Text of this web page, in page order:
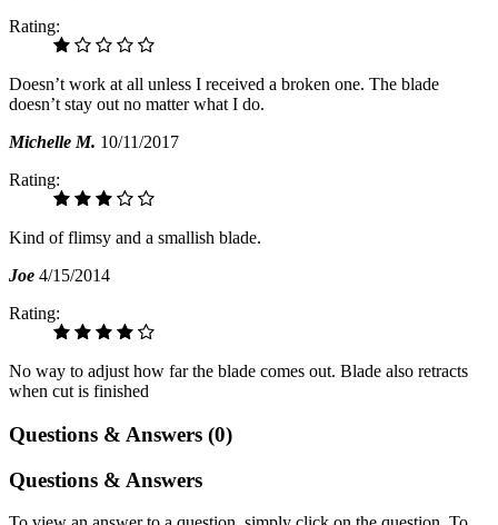
Rating:
Doesn’t work at all unless I received a broken one. The blade
doesn’t stay out no matter what I do.
Michelle M. 10/11/2017
Rating:
Kind of flimsy and a smallish blade.
Joe 4/15/2014
Rating:
No way to adjust how far the blade comes out. Blade also retracts
when cut is finished
Questions & Answers (0)
Questions & Answers